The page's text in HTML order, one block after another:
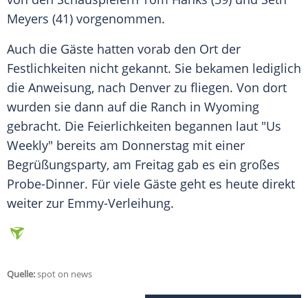
Meyers (41) vorgenommen.
Auch die Gäste hatten vorab den Ort der
Festlichkeiten nicht gekannt. Sie bekamen lediglich
die Anweisung, nach Denver zu fliegen. Von dort
wurden sie dann auf die Ranch in Wyoming
gebracht. Die Feierlichkeiten begannen laut "Us
Weekly" bereits am Donnerstag mit einer
Begrüßungsparty, am Freitag gab es ein großes
Probe-Dinner. Für viele Gäste geht es heute direkt
weiter zur Emmy-Verleihung.
Quelle:spot on news